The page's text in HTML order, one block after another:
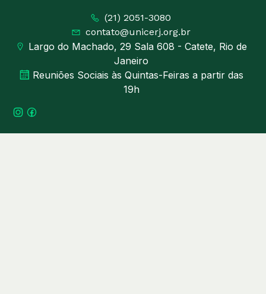
(21) 2051-3080
contato@unicerj.org.br
Largo do Machado, 29 Sala 608 - Catete, Rio de
Janeiro
Reuniões Sociais às Quintas-Feiras a partir das
19h